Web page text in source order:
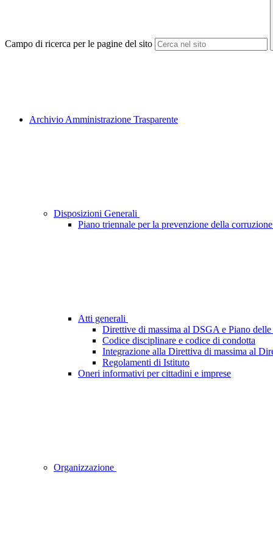
Campo di ricerca per le pagine del sito
Archivio Amministrazione Trasparente
Disposizioni Generali
Piano triennale per la prevenzione della
Atti generali
Direttive di massima al DSGA e Piano
Codice disciplinare e codice di condotta
Integrazione alla Direttiva di massima al
Regolamenti di Istituto
Oneri informativi per cittadini e imprese
Organizzazione